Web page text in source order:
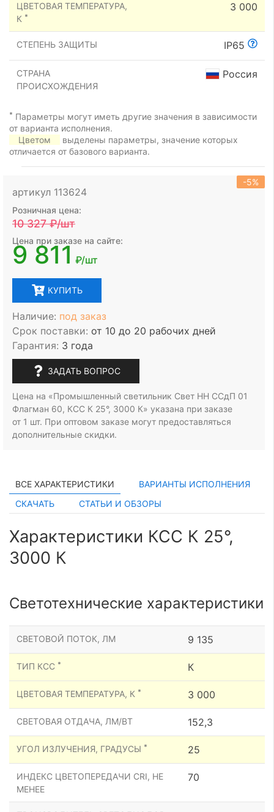
ЦВЕТОВАЯ ТЕМПЕРАТУРА,
К *
3 000
СТЕПЕНЬ ЗАЩИТЫ IP65
СТРАНА
ПРОИСХОЖДЕНИЯ
Россия
* Параметры могут иметь другие значения в зависимости
от варианта исполнения.
Цветом
выделены параметры, значение которых
отличается от базового варианта.
артикул 113624
-5%
Розничная цена:
10 327₽/шт
Цена при заказе на сайте:
9 811 ₽/шт
КУПИТЬ
Наличие: под заказ
Срок поставки: от 10 до 20 рабочих дней
Гарантия: 3 года
ЗАДАТЬ ВОПРОС
Цена на «Промышленный светильник Свет НН ССдП 01
Флагман 60, КСС К 25°, 3000 К» указана при заказе
от 1 шт. При оптовом заказе могут предоставляться
дополнительные скидки.
ВСЕ ХАРАКТЕРИСТИКИ
ВАРИАНТЫ ИСПОЛНЕНИЯ
СКАЧАТЬ
СТАТЬИ И ОБЗОРЫ
Характеристики КСС К 25°,
3000 К
Светотехнические характеристики
СВЕТОВОЙ ПОТОК, ЛМ 9 135
ТИП КСС * К
ЦВЕТОВАЯ ТЕМПЕРАТУРА, К * 3 000
СВЕТОВАЯ ОТДАЧА, ЛМ/ВТ 152,3
УГОЛ ИЗЛУЧЕНИЯ, ГРАДУСЫ * 25
ИНДЕКС ЦВЕТОПЕРЕДАЧИ CRI, НЕ
МЕНЕЕ
70